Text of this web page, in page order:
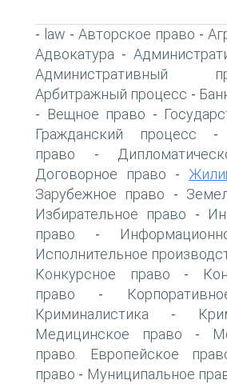
- law - Авторское право -
Адвокатура -
Административный
Арбитражный процесс -
- Вещное право -
Гражданский процесс -
право -
Договорное право -
Зарубежное право -
Избирательное право -
право -
Исполнительное
Конкурсное право -
право -
Криминалистика -
Медицинское право -
право. Европейское
право - Муниципальное